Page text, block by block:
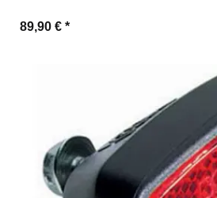
89,90 € *